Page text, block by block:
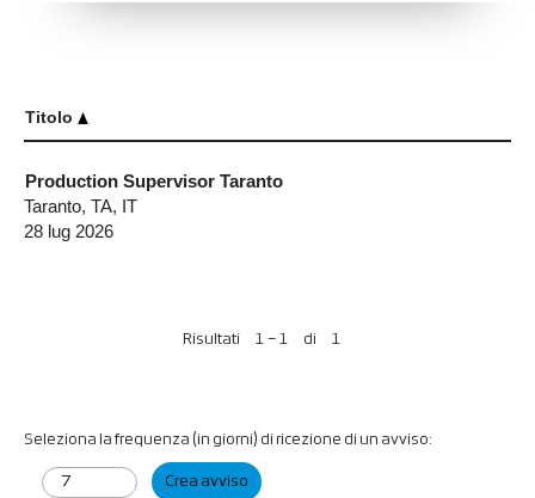
Titolo
Production Supervisor Taranto
Taranto, TA, IT
28 lug 2026
Risultati 1 – 1 di 1
Seleziona la frequenza (in giorni) di ricezione di un avviso:
Crea avviso